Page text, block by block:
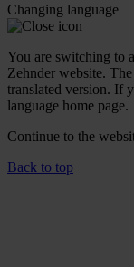
Changing language
You are switching to
Zehnder website.
translated version. If
language home page.
Continue to the
Back to top